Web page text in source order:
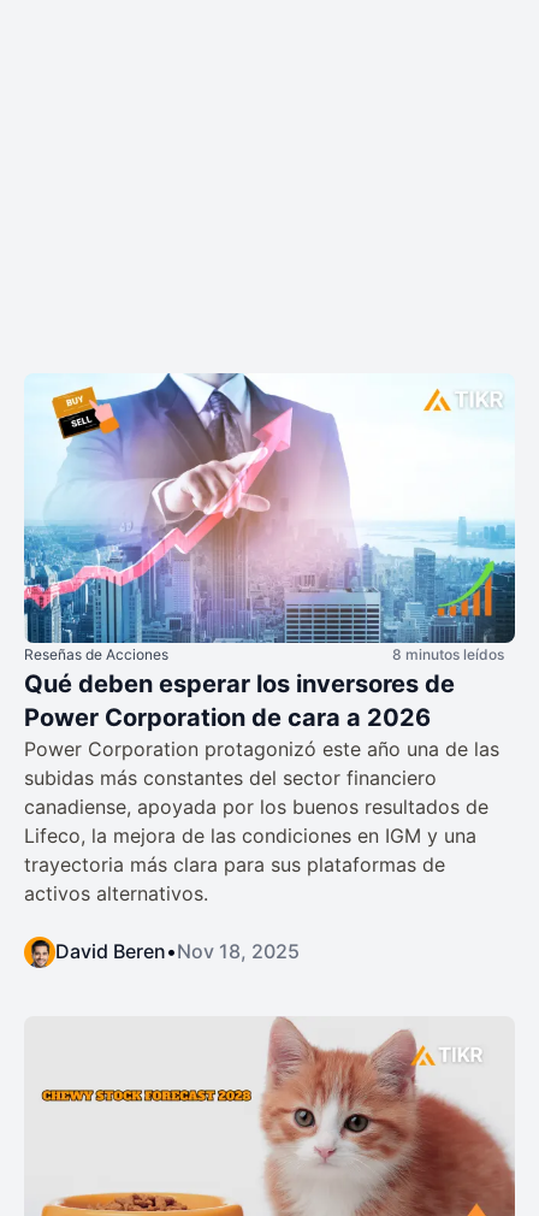
Reseñas de Acciones 8 minutos leídos
Qué deben esperar los inversores de
Power Corporation de cara a 2026
Power Corporation protagonizó este año una de las
subidas más constantes del sector financiero
canadiense, apoyada por los buenos resultados de
Lifeco, la mejora de las condiciones en IGM y una
trayectoria más clara para sus plataformas de
activos alternativos.
David Beren•Nov 18, 2025